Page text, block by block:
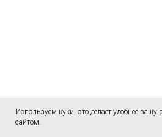
Используем куки, это делает удобнее вашу
сайтом.